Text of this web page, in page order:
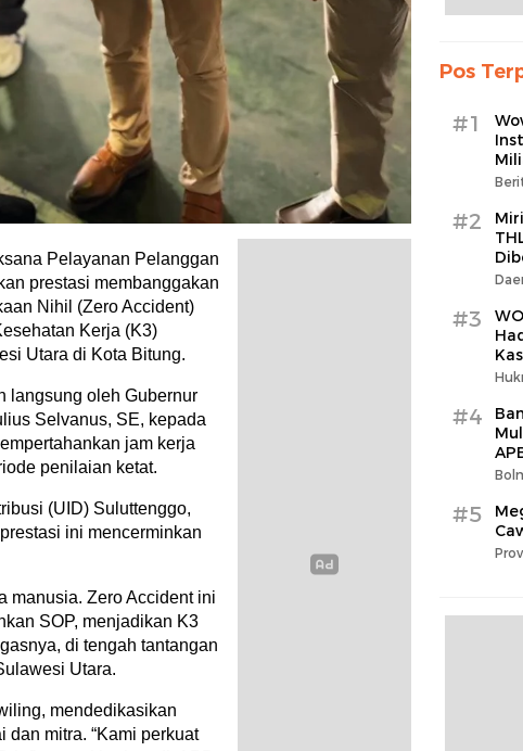
Pelayanan Pelanggan
prestasi membanggakan
Nihil (Zero Accident)
Kerja (K3)
Utara di Kota Bitung.
langsung oleh Gubernur
Selvanus, SE, kepada
jam kerja
penilaian ketat.
(UID) Suluttenggo,
ini mencerminkan
manusia. Zero Accident ini
SOP, menjadikan K3
di tengah tantangan
Utara.
mendedikasikan
mitra. “Kami perkuat
Pos
#1
#2
#3
#4
#5